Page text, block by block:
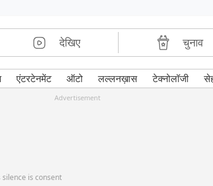
देखिए चुनाव
एंटरटेनमेंट ऑटो लल्लनख़ास टेक्नोलॉजी
Advertisement
is consent